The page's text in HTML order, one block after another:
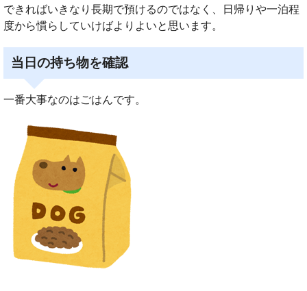
できればいきなり長期で預けるのではなく、日帰りや一泊程
度から慣らしていけばよりよいと思います。
当日の持ち物を確認
一番大事なのはごはんです。